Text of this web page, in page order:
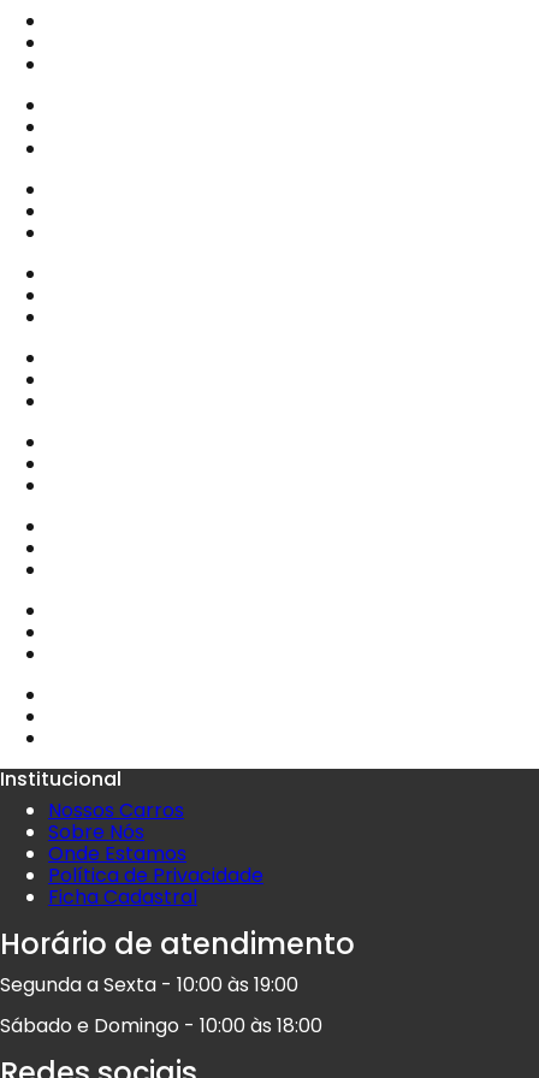
Institucional
Nossos Carros
Sobre Nós
Onde Estamos
Política de Privacidade
Ficha Cadastral
Horário de atendimento
Segunda a Sexta - 10:00 às 19:00
Sábado e Domingo - 10:00 às 18:00